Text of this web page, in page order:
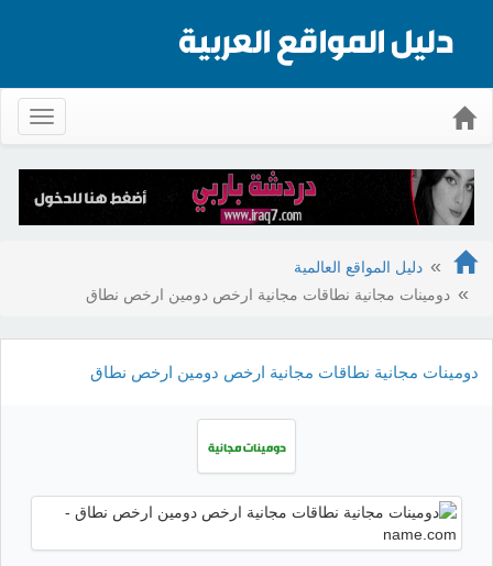
دليل المواقع العالمية
دومينات مجانية نطاقات مجانية ارخص دومين ارخص نطاق
دومينات مجانية نطاقات مجانية ارخص دومين ارخص نطاق